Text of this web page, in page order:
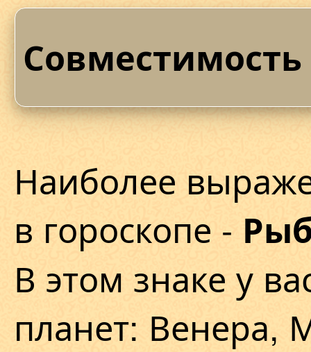
Наиболее
в гороскопе -
В этом знаке у
планет: Венера,